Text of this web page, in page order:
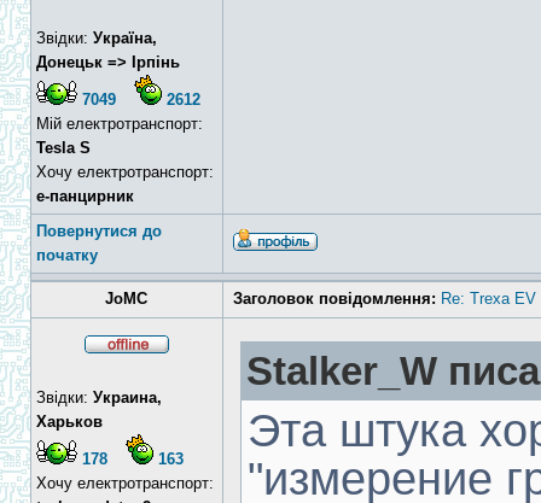
Звідки: Україна,
Донецьк => Ірпінь
7049
2612
Мій електротранспорт:
Tesla S
Хочу електротранспорт:
е-панцирник
Повернутися до
початку
JoMC Заголовок повідомлення: Re: Trexa EV
Звідки: Украина,
Харьков
178
163
Хочу електротранспорт:
Stalker_W
Эта штука
"измерение